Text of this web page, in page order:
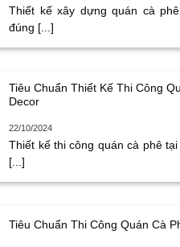
Thiết kế xây dựng quán cà
đúng [...]
Tiêu Chuẩn Thiết Kế Thi Công
Decor
22/10/2024
Thiết kế thi công quán cà phê
[...]
Tiêu Chuẩn Thi Công Quán Cà